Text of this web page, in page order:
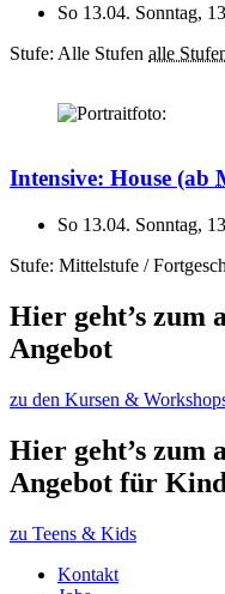
So 13.04. Sonntag,
Stufe: Alle Stufen alle
Intensive: House (ab
So 13.04. Sonntag,
Stufe: Mittelstufe /
Hier geht’s zum
Angebot
zu den Kursen &
Hier geht’s zum
Angebot für
zu Teens & Kids
Kontakt